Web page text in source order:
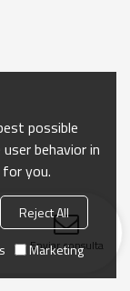
Enviar consulta
possible
behavior in
you.
Reject All
Marketing